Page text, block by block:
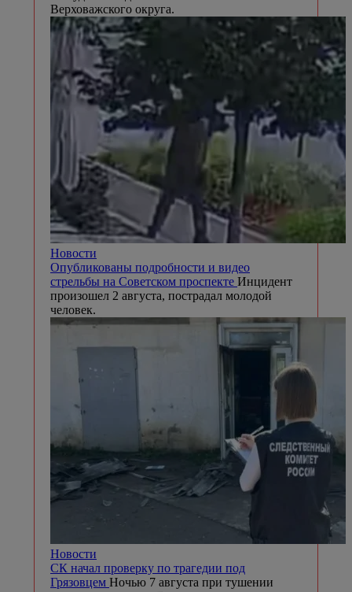
Верховажского округа.
Новости
Опубликованы подробности и видео
стрельбы на Советском проспекте Инцидент
произошел 2 августа, пострадал молодой
человек.
Новости
СК начал проверку по трагедии под
Грязовцем Ночью 7 августа при тушении